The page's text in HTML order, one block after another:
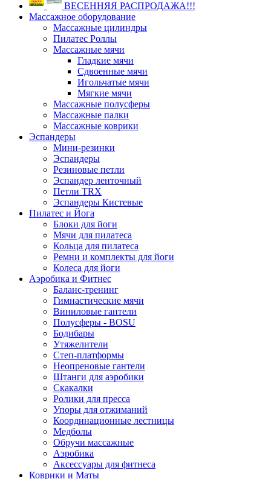
ВЕСЕННЯЯ РАСПРОДАЖА!!!
Массажное оборудование
Массажные цилиндры
Пилатес Роллы
Массажные мячи
Гладкие мячи
Сдвоенные мячи
Игольчатые мячи
Мягкие мячи
Массажные полусферы
Массажные палки
Массажные коврики
Эспандеры
Мини-резинки
Эспандеры
Резиновые петли
Эспандер ленточный
Петли TRX
Эспандеры Кистевые
Пилатес и Йога
Блоки для йоги
Мячи для пилатеса
Кольца для пилатеса
Ремни и комплекты для йоги
Колеса для йоги
Аэробика и Фитнес
Баланс-тренинг
Гимнастические мячи
Виниловые гантели
Полусферы - BOSU
Бодибары
Утяжелители
Степ-платформы
Неопреновые гантели
Штанги для аэробики
Скакалки
Ролики для пресса
Упоры для отжиманий
Координационные лестницы
Медболы
Обручи массажные
Аэробика
Аксессуары для фитнеса
Коврики и Маты